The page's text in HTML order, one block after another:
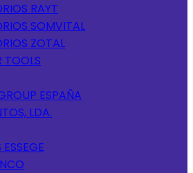
RAYT
SOMVITAL
ZOTAL
TOOLS
ESPAÑA
LDA.
ESSEGE